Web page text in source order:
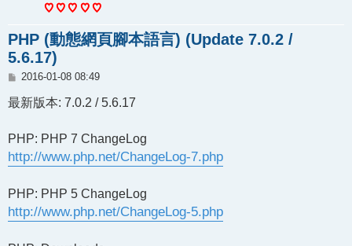
PHP (動態網頁腳本語言) (Update 7.0.2 /
5.6.17)
文
2016-01-08 08:49
最新版本: 7.0.2 / 5.6.17
PHP: PHP 7 ChangeLog
http://www.php.net/ChangeLog-7.php
PHP: PHP 5 ChangeLog
http://www.php.net/ChangeLog-5.php